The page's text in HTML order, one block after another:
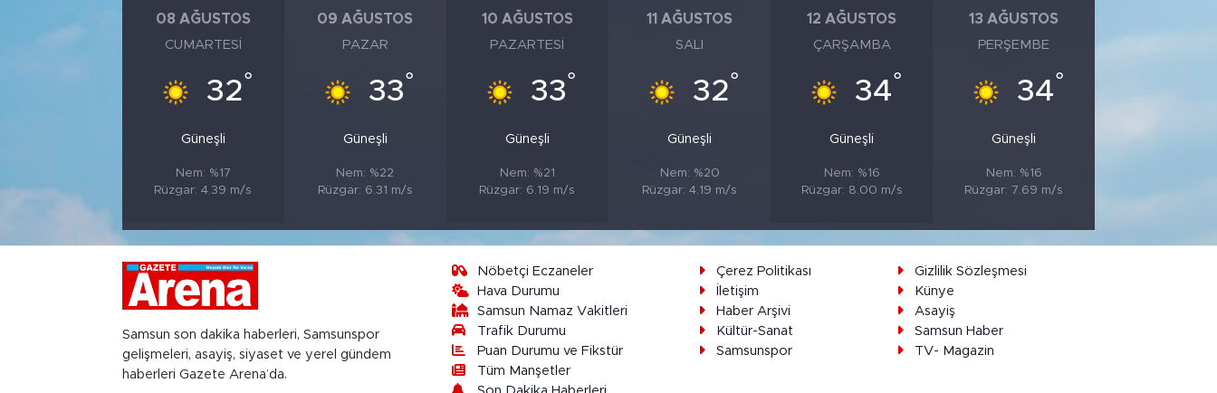
08 AĞUSTOS
CUMARTESI
32°
Güneşli
Nem: %17
Rüzgar: 4.39 m/s
09 AĞUSTOS
PAZAR
33°
Güneşli
Nem: %22
Rüzgar: 6.31 m/s
10 AĞUSTOS
PAZARTESI
33°
Güneşli
Nem: %21
Rüzgar: 6.19 m/s
11 AĞUSTOS
SALI
32°
Güneşli
Nem: %20
Rüzgar: 4.19 m/s
12 AĞUSTOS
ÇARŞAMBA
34°
Güneşli
Nem: %16
Rüzgar: 8.00 m/s
13 AĞUSTOS
PERŞEMBE
34°
Güneşli
Nem: %16
Rüzgar: 7.69 m/s
Samsun son dakika haberleri, Samsunspor
gelişmeleri, asayiş, siyaset ve yerel gündem
haberleri Gazete Arena’da.
Nöbetçi Eczaneler
Hava Durumu
Samsun Namaz Vakitleri
Trafik Durumu
Puan Durumu ve Fikstür
Tüm Manşetler
Çerez Politikası
Gizlilik Sözleşmesi
İletişim
Künye
Haber Arşivi
Asayiş
Kültür-Sanat
Samsun Haber
Samsunspor
TV- Magazin